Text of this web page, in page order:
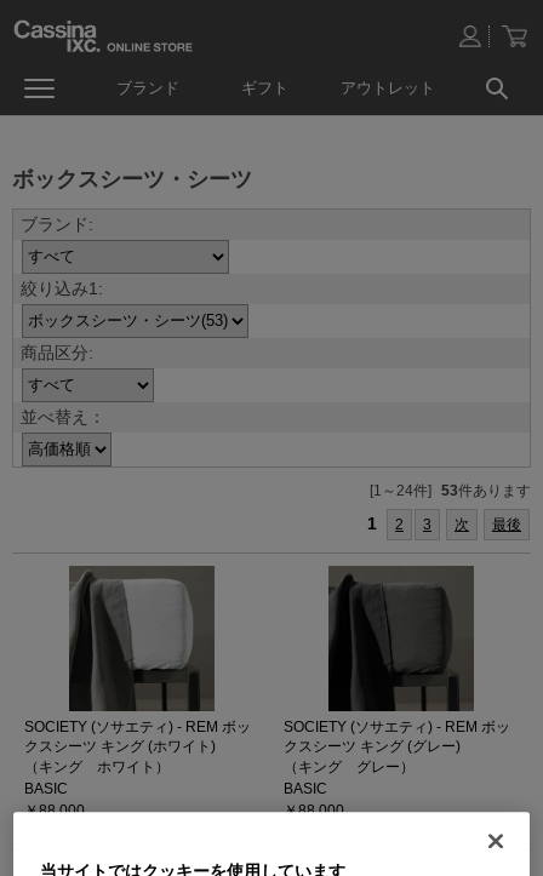
ブランド ギフト アウトレット
ボックスシーツ・シーツ
並べ替え：
[1～24件] 53件あります
1 2 3 次 最後
SOCIETY (ソサエティ) - REM ボッ
クスシーツ キング (ホワイト)
（キング ホワイト）
BASIC
￥88,000
SOCIETY (ソサエティ) - REM ボッ
クスシーツ キング (グレー)
（キング グレー）
BASIC
￥88,000
当サイトではクッキーを使用しています